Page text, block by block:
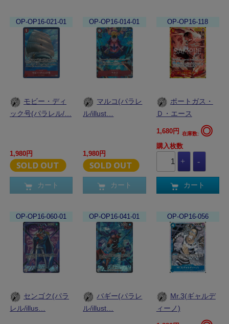
OP-OP16-021-01
モビー・ディ
ック号(パラレル/…
1,980円
カート
OP-OP16-014-01
マルコ(パラレ
ル/illust…
1,980円
カート
OP-OP16-118
ポートガス・
Ｄ・エース
1,680円 在庫数: ◎
購入枚数
カート
OP-OP16-060-01
センゴク(パラ
レル/illus…
OP-OP16-041-01
バギー(パラレ
ル/illust…
OP-OP16-056
Mr.3(ギャルデ
ィーノ)